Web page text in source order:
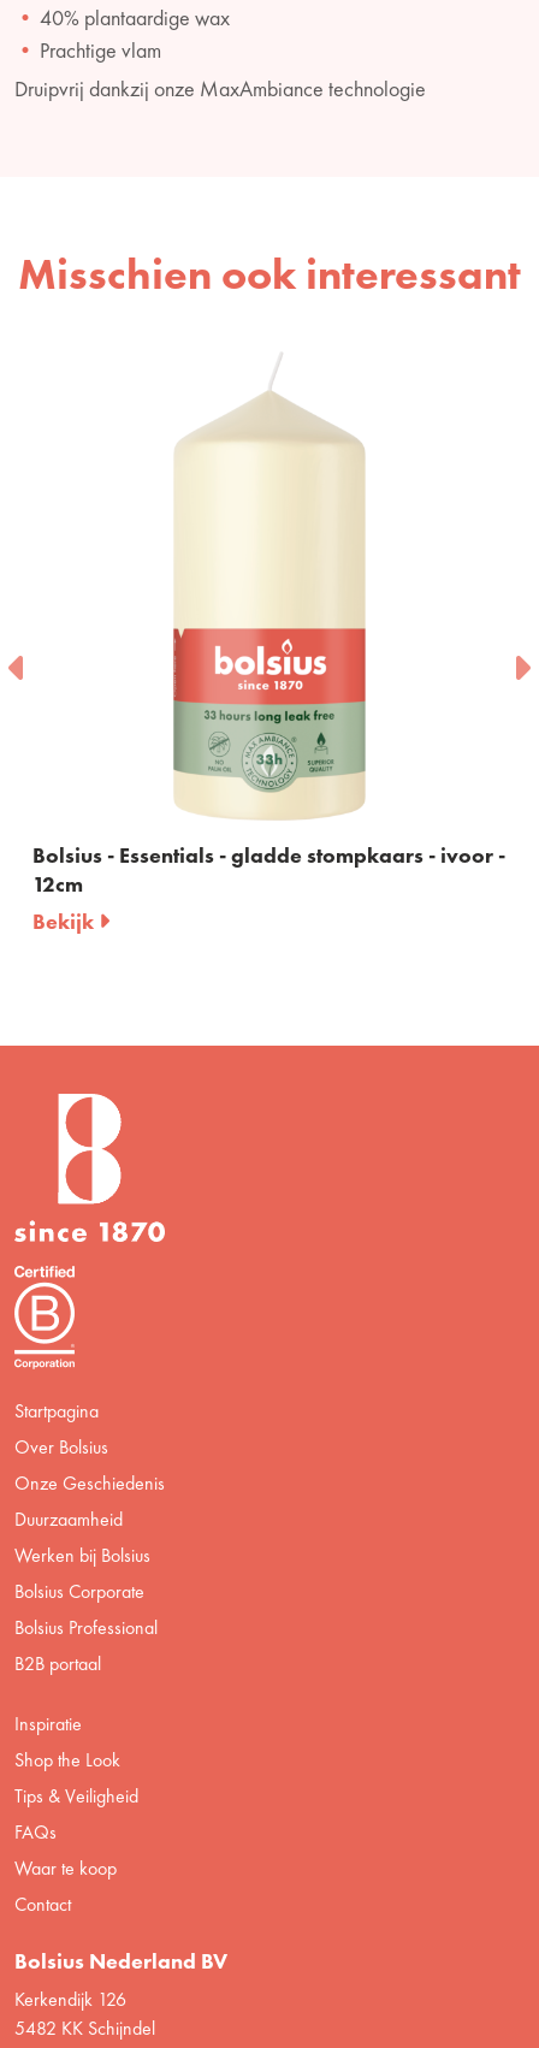
40% plantaardige wax
Prachtige vlam
Druipvrij dankzij onze MaxAmbiance technologie
Misschien ook interessant
Bolsius - Essentials - gladde stompkaars - ivoor -
12cm
Bekijk
Startpagina
Over Bolsius
Onze Geschiedenis
Duurzaamheid
Werken bij Bolsius
Bolsius Corporate
Bolsius Professional
B2B portaal
Inspiratie
Shop the Look
Tips & Veiligheid
FAQs
Waar te koop
Contact
Bolsius Nederland BV
Kerkendijk 126
5482 KK Schijndel